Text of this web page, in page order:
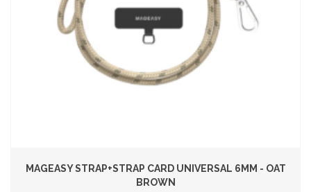
MAGEASY STRAP+STRAP CARD UNIVERSAL 6MM - OAT
BROWN